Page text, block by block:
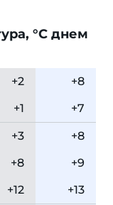
°C днем
+2
+8
+1 +7
+3
+8
+8
+9
+12 +13